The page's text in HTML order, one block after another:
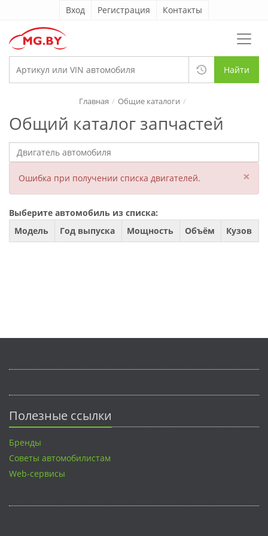
Вход Регистрация Контакты
Найти
Общий каталог запчастей
Главная Общие каталоги
Ошибка при получении списка двигателей. ×
Выберите автомобиль из списка:
Модель
Год выпуска Мощность Объём Кузов
Полезные ссылки
Бренды
Советы автомобилистам
Web-сервисы